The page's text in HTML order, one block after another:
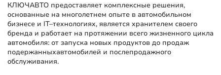
КЛЮЧАВТО предоставляет комплексные решения,
основанные на многолетнем опыте в автомобильном
бизнесе и IT–технологиях, является хранителем своего
бренда и работает на протяжении всего жизненного цикла
автомобиля: от запуска новых продуктов до продаж
подержанныхавтомобилей и послепродажного
обслуживания.